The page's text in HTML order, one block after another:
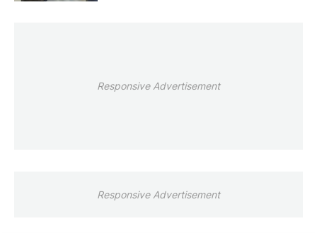
Responsive Advertisement
Responsive Advertisement